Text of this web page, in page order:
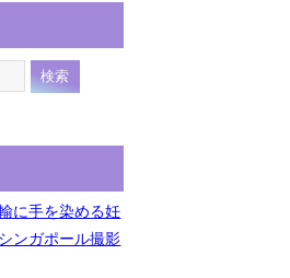
ォト
に手を染める妊
ンガポール撮影